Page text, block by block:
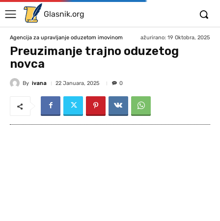
Glasnik.org
Agencija za upravljanje oduzetom imovinom ažurirano: 19 Oktobra, 2025
Preuzimanje trajno oduzetog
novca
By ivana 22 Januara, 2025 0